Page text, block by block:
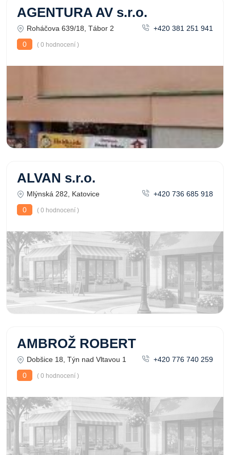
AGENTURA AV s.r.o.
Roháčova 639/18, Tábor 2
+420 381 251 941
0
( 0 hodnocení )
ALVAN s.r.o.
Mlýnská 282, Katovice
+420 736 685 918
0
( 0 hodnocení )
AMBROŽ ROBERT
Dobšice 18, Týn nad Vltavou 1
+420 776 740 259
0
( 0 hodnocení )